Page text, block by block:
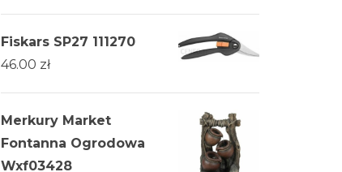
Fiskars SP27 111270
46.00 zł
Merkury Market
Fontanna Ogrodowa
Wxf03428